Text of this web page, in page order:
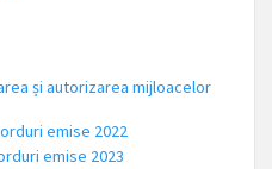
și autorizarea mijloacelor
emise 2022
emise 2023